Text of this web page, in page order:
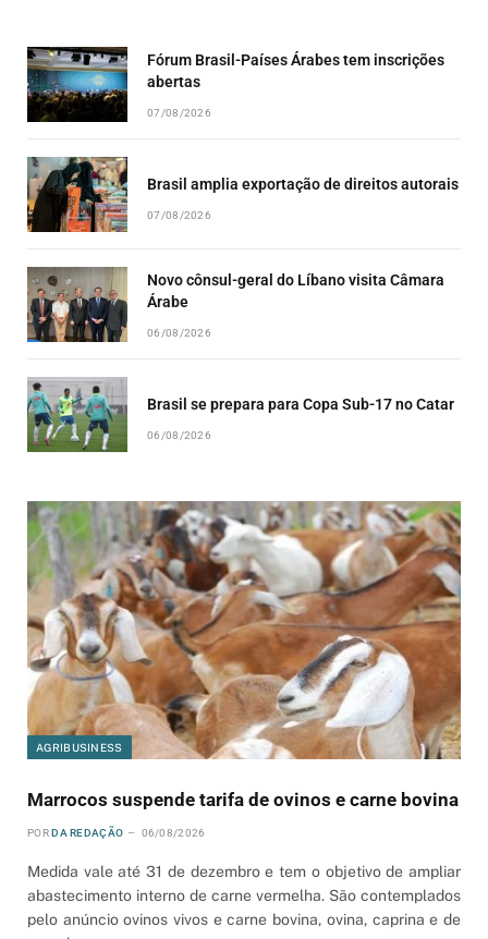
Fórum Brasil-Países Árabes tem inscrições
abertas
07/08/2026
Brasil amplia exportação de direitos autorais
07/08/2026
Novo cônsul-geral do Líbano visita Câmara
Árabe
06/08/2026
Brasil se prepara para Copa Sub-17 no Catar
06/08/2026
AGRIBUSINESS
Marrocos suspende tarifa de ovinos e carne bovina
POR DA REDAÇÃO 06/08/2026
Medida vale até 31 de dezembro e tem o objetivo de ampliar
abastecimento interno de carne vermelha. São contemplados
pelo anúncio ovinos vivos e carne bovina, ovina, caprina e de